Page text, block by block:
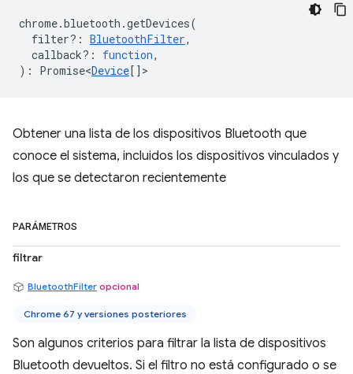
chrome.bluetooth .getDevices(
filter? : BluetoothFilter,
callback? : function,
) : Promise<Device[] >
Obtener una lista de los dispositivos Bluetooth que
conoce el sistema, incluidos los dispositivos vinculados y
los que se detectaron recientemente
PARÁMETROS
filtrar
BluetoothFilter opcional
Chrome 67 y versiones posteriores
Son algunos criterios para filtrar la lista de dispositivos
Bluetooth devueltos. Si el filtro no está configurado o se